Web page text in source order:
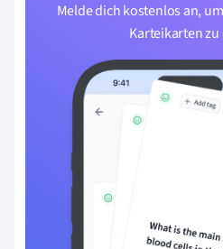
Melde dich kostenlos an,
Karteikarten